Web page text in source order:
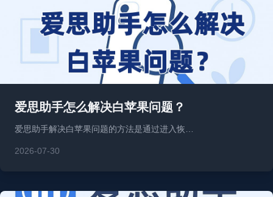
爱思助手怎么解决白苹果问题？
爱思助手解决白苹果问题的方法是通过进入恢…
2026-07-30